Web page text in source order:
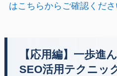
はこちらからご確認くださ
【応用編】一歩進
SEO活用テクニッ